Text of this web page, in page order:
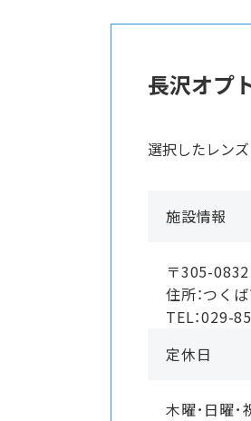
長沢オプ
選択したレンズ
施設情報
〒305-0832
住所：つく
TEL：029-
定休日
木曜･日曜･